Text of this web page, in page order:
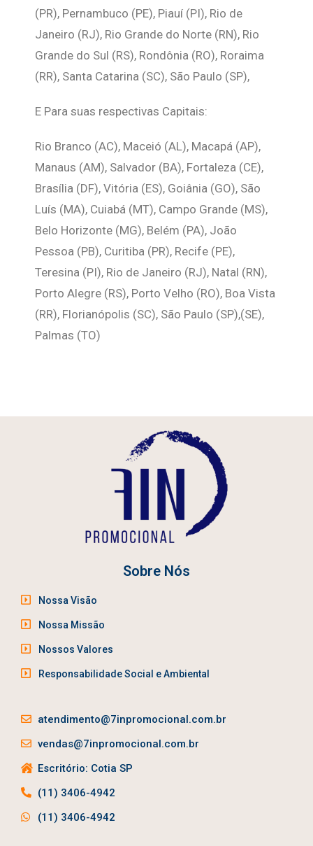
(PR), Pernambuco (PE), Piauí (PI), Rio de
Janeiro (RJ), Rio Grande do Norte (RN), Rio
Grande do Sul (RS), Rondônia (RO), Roraima
(RR), Santa Catarina (SC), São Paulo (SP),
E Para suas respectivas Capitais:
Rio Branco (AC), Maceió (AL), Macapá (AP),
Manaus (AM), Salvador (BA), Fortaleza (CE),
Brasília (DF), Vitória (ES), Goiânia (GO), São
Luís (MA), Cuiabá (MT), Campo Grande (MS),
Belo Horizonte (MG), Belém (PA), João
Pessoa (PB), Curitiba (PR), Recife (PE),
Teresina (PI), Rio de Janeiro (RJ), Natal (RN),
Porto Alegre (RS), Porto Velho (RO), Boa Vista
(RR), Florianópolis (SC), São Paulo (SP),(SE),
Palmas (TO)
Sobre Nós
Nossa Visão
Nossa Missão
Nossos Valores
Responsabilidade Social e Ambiental
atendimento@7inpromocional.com.br
vendas@7inpromocional.com.br
Escritório: Cotia SP
(11) 3406-4942
(11) 3406-4942